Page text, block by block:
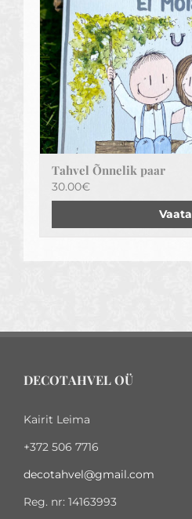
Tahvel Õnnelik paar
30.00€
Vaata
DECOTAHVEL OÜ
Kairit Leima
+372 506 7716
decotahvel@gmail.com
Reg. nr: 14163993